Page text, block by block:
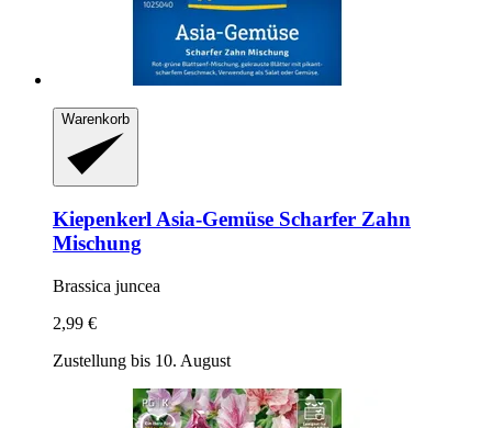
Warenkorb
Kiepenkerl Asia-​Gemüse Scharfer Zahn
Mischung
Brassica juncea
2,99 €
Zustellung bis 10. August